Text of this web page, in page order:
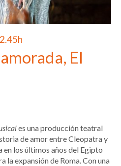
El
es una producción teatral
de amor entre Cleopatra y
los últimos años del Egipto
la expansión de Roma. Con una